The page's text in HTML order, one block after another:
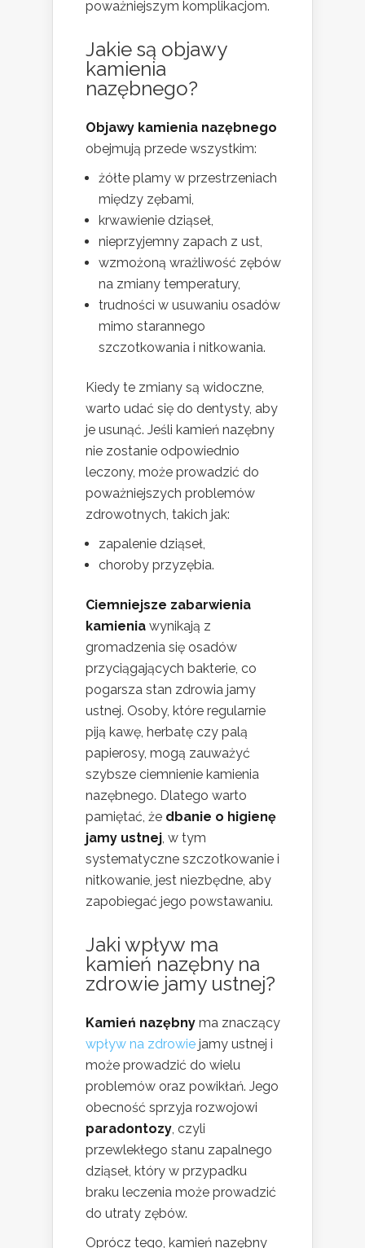
poważniejszym komplikacjom.
Jakie są objawy
kamienia
nazębnego?
Objawy kamienia nazębnego
obejmują przede wszystkim:
żółte plamy w przestrzeniach
między zębami,
krwawienie dziąseł,
nieprzyjemny zapach z ust,
wzmożoną wrażliwość zębów
na zmiany temperatury,
trudności w usuwaniu osadów
mimo starannego
szczotkowania i nitkowania.
Kiedy te zmiany są widoczne,
warto udać się do dentysty, aby
je usunąć. Jeśli kamień nazębny
nie zostanie odpowiednio
leczony, może prowadzić do
poważniejszych problemów
zdrowotnych, takich jak:
zapalenie dziąseł,
choroby przyzębia.
Ciemniejsze zabarwienia
kamienia wynikają z
gromadzenia się osadów
przyciągających bakterie, co
pogarsza stan zdrowia jamy
ustnej. Osoby, które regularnie
piją kawę, herbatę czy palą
papierosy, mogą zauważyć
szybsze ciemnienie kamienia
nazębnego. Dlatego warto
pamiętać, że dbanie o higienę
jamy ustnej, w tym
systematyczne szczotkowanie i
nitkowanie, jest niezbędne, aby
zapobiegać jego powstawaniu.
Jaki wpływ ma
kamień nazębny na
zdrowie jamy ustnej?
Kamień nazębny ma znaczący
wpływ na zdrowie jamy ustnej i
może prowadzić do wielu
problemów oraz powikłań. Jego
obecność sprzyja rozwojowi
paradontozy, czyli
przewlekłego stanu zapalnego
dziąseł, który w przypadku
braku leczenia może prowadzić
do utraty zębów.
Oprócz tego, kamień nazębny